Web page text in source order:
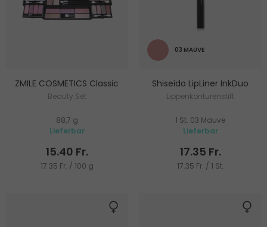
ZMILE COSMETICS Classic
Beauty Set
88,7 g
Lieferbar
15.40 Fr.
17.35 Fr. / 100 g
03 MAUVE
Shiseido LipLiner InkDuo
Lippenkonturenstift
1 St. 03 Mauve
Lieferbar
17.35 Fr.
17.35 Fr. / 1 St.